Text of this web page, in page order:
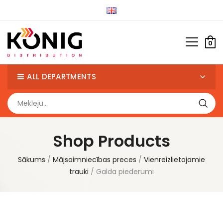
0
ALL DEPARTMENTS
Shop Products
Sākums Mājsaimniecības preces
Vienreizlietojamie
trauki
Galda piederumi